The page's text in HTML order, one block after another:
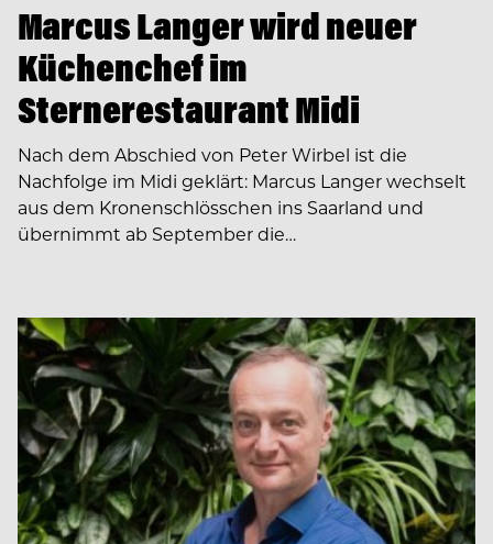
Marcus Langer wird neuer
Küchenchef im
Sternerestaurant Midi
Nach dem Abschied von Peter Wirbel ist die
Nachfolge im Midi geklärt: Marcus Langer wechselt
aus dem Kronenschlösschen ins Saarland und
übernimmt ab September die…